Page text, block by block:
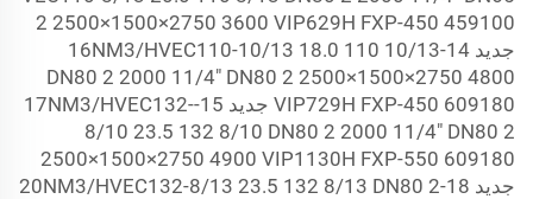
2 2500×1500×2750 3600 VIP629H FXP-450 459100
جديد 14-16NM3/HVEC110-10/13 18.0 110 10/13
DN80 2 2000 11/4" DN80 2 2500×1500×2750 4800
VIP729H FXP-450 609180 جديد 15-17NM3/HVEC132-
8/10 23.5 132 8/10 DN80 2 2000 11/4" DN80 2
2500×1500×2750 4900 VIP1130H FXP-550 609180
جديد 18-20NM3/HVEC132-8/13 23.5 132 8/13 DN80
2